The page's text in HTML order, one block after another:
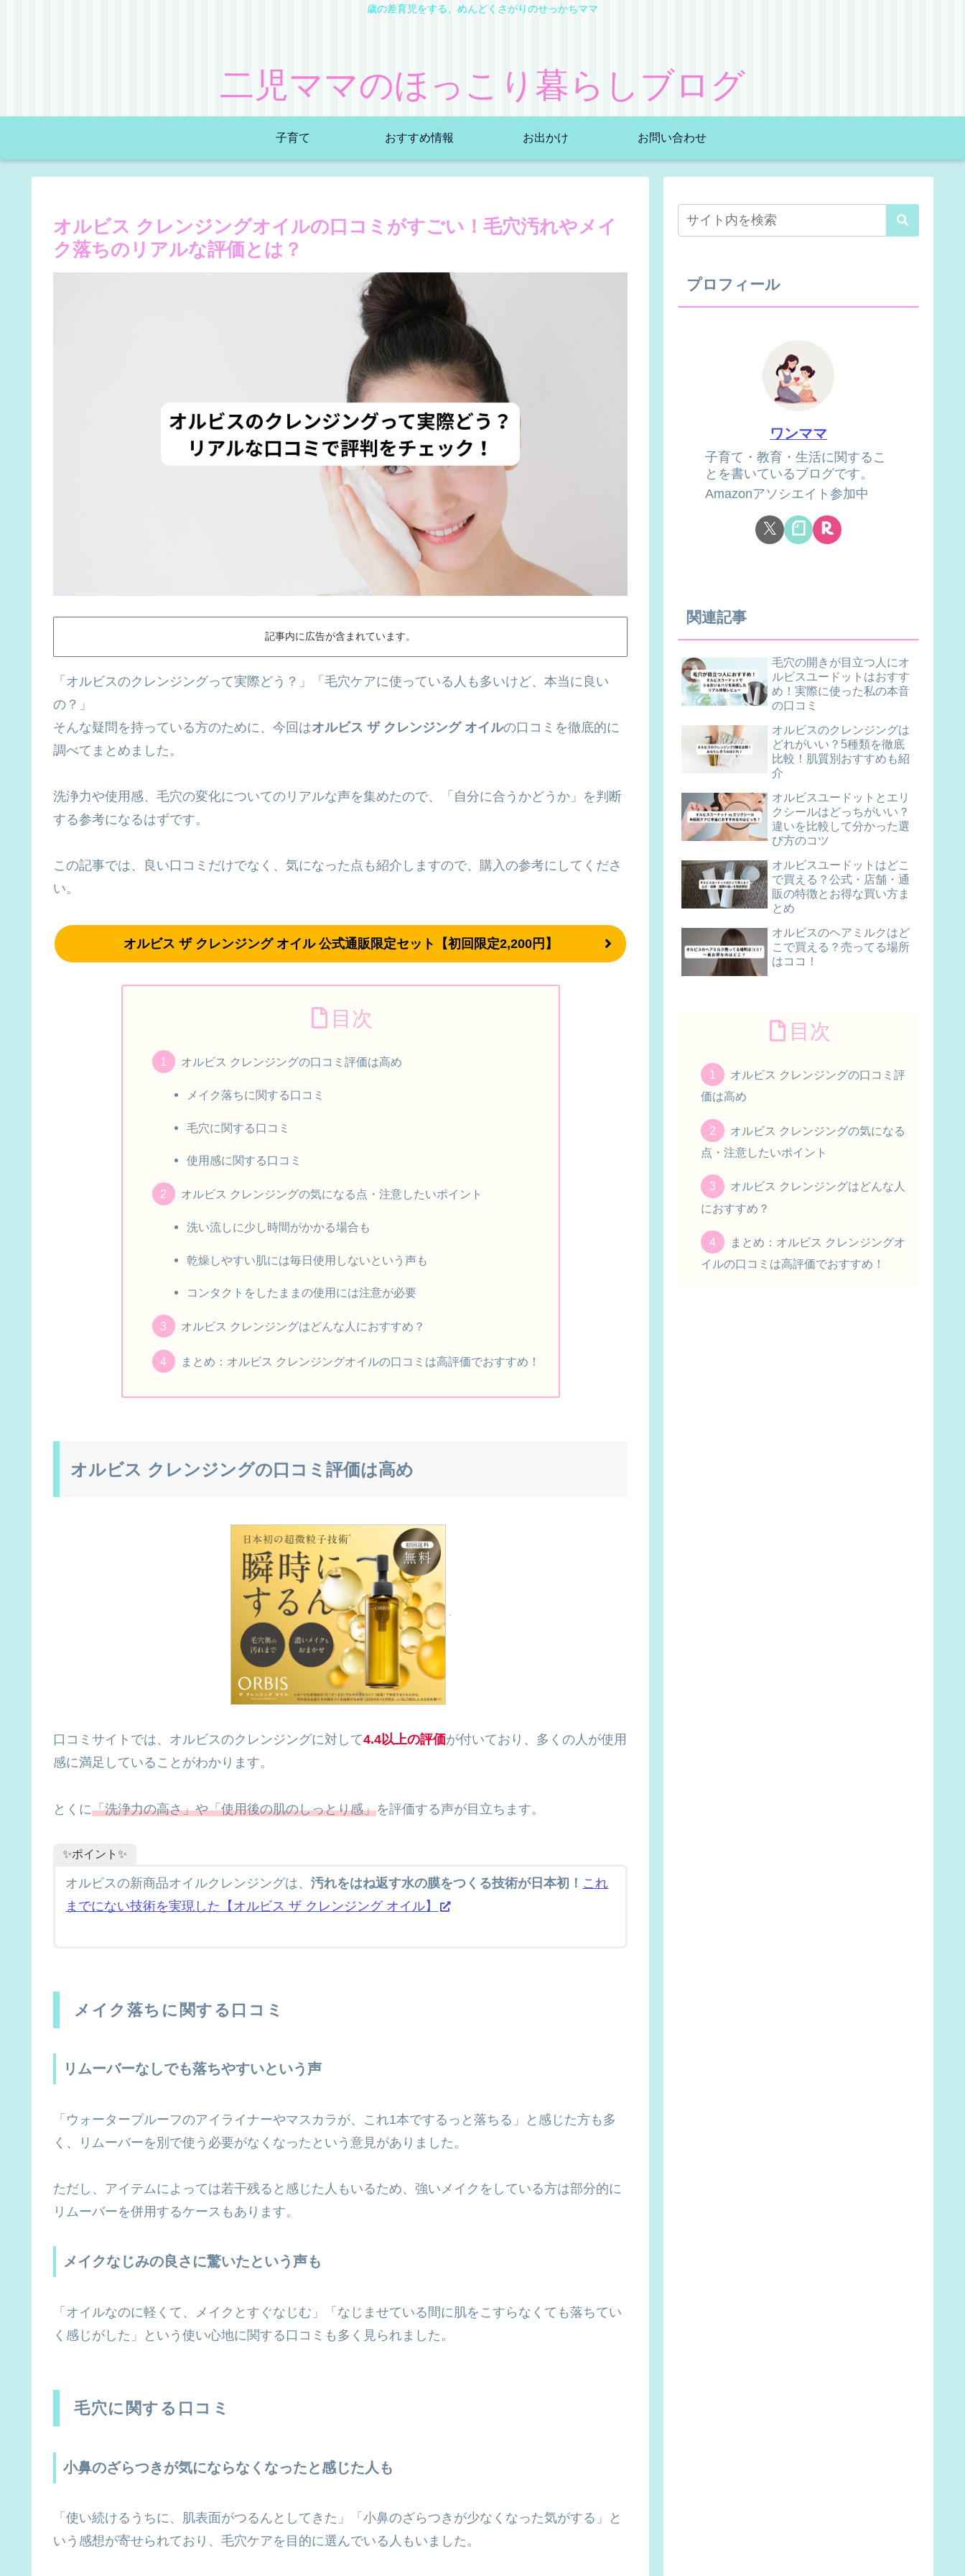
歳の差育児をする、めんどくさがりのせっかちママ
二児ママのほっこり暮らしブログ
子育て おすすめ情報 お出かけ お問い合わせ
オルビス クレンジングオイルの口コミがすごい！毛穴汚れやメイ
ク落ちのリアルな評価とは？
記事内に広告が含まれています。
「オルビスのクレンジングって実際どう？」「毛穴ケアに使っている人も多いけど、本当に良い
の？」
そんな疑問を持っている方のために、今回はオルビス ザ クレンジング オイルの口コミを徹底的に
調べてまとめました。
洗浄力や使用感、毛穴の変化についてのリアルな声を集めたので、「自分に合うかどうか」を判断
する参考になるはずです。
この記事では、良い口コミだけでなく、気になった点も紹介しますので、購入の参考にしてくださ
い。
オルビス ザ クレンジング オイル 公式通販限定セット【初回限定2,200円】
目次
オルビス クレンジングの口コミ評価は高め
メイク落ちに関する口コミ
毛穴に関する口コミ
使用感に関する口コミ
オルビス クレンジングの気になる点・注意したいポイント
洗い流しに少し時間がかかる場合も
乾燥しやすい肌には毎日使用しないという声も
コンタクトをしたままの使用には注意が必要
オルビス クレンジングはどんな人におすすめ？
まとめ：オルビス クレンジングオイルの口コミは高評価でおすすめ！
オルビス クレンジングの口コミ評価は高め
口コミサイトでは、オルビスのクレンジングに対して4.4以上の評価が付いており、多くの人が使用
感に満足していることがわかります。
とくに「洗浄力の高さ」や「使用後の肌のしっとり感」を評価する声が目立ちます。
✨ポイント✨
オルビスの新商品オイルクレンジングは、汚れをはね返す水の膜をつくる技術が日本初！ これ
までにない技術を実現した【オルビス ザ クレンジング オイル】
メイク落ちに関する口コミ
リムーバーなしでも落ちやすいという声
「ウォータープルーフのアイライナーやマスカラが、これ1本でするっと落ちる」と感じた方も多
く、リムーバーを別で使う必要がなくなったという意見がありました。
ただし、アイテムによっては若干残ると感じた人もいるため、強いメイクをしている方は部分的に
リムーバーを併用するケースもあります。
メイクなじみの良さに驚いたという声も
「オイルなのに軽くて、メイクとすぐなじむ」「なじませている間に肌をこすらなくても落ちてい
く感じがした」という使い心地に関する口コミも多く見られました。
毛穴に関する口コミ
小鼻のざらつきが気にならなくなったと感じた人も
「使い続けるうちに、肌表面がつるんとしてきた」「小鼻のざらつきが少なくなった気がする」と
いう感想が寄せられており、毛穴ケアを目的に選んでいる人もいました。
プロフィール
ワンママ
子育て・教育・生活に関するこ
とを書いているブログです。
Amazonアソシエイト参加中
関連記事
毛穴の開きが目立つ人にオ
ルビスユードットはおすす
め！実際に使った私の本音
の口コミ
オルビスのクレンジングは
どれがいい？5種類を徹底
比較！肌質別おすすめも紹
介
オルビスユードットとエリ
クシールはどっちがいい？
違いを比較して分かった選
び方のコツ
オルビスユードットはどこ
で買える？公式・店舗・通
販の特徴とお得な買い方ま
とめ
オルビスのヘアミルクはど
こで買える？売ってる場所
はココ！
目次
オルビス クレンジングの口コミ評
価は高め
オルビス クレンジングの気になる
点・注意したいポイント
オルビス クレンジングはどんな人
におすすめ？
まとめ：オルビス クレンジングオ
イルの口コミは高評価でおすすめ！